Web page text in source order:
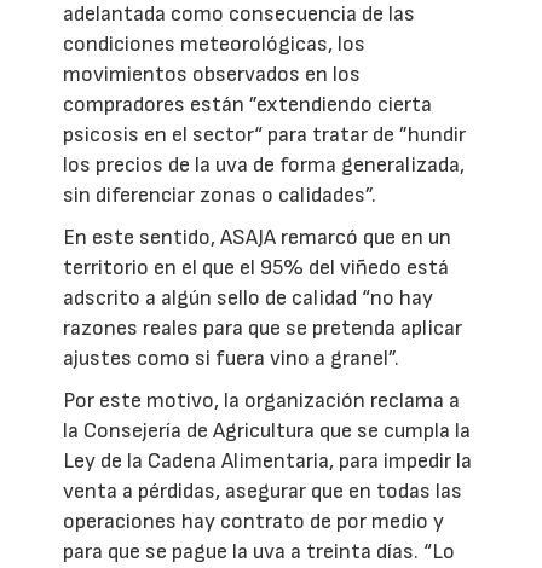
adelantada como consecuencia de las
condiciones meteorológicas, los
movimientos observados en los
compradores están ”extendiendo cierta
psicosis en el sector“ para tratar de ”hundir
los precios de la uva de forma generalizada,
sin diferenciar zonas o calidades”.
En este sentido, ASAJA remarcó que en un
territorio en el que el 95% del viñedo está
adscrito a algún sello de calidad “no hay
razones reales para que se pretenda aplicar
ajustes como si fuera vino a granel”.
Por este motivo, la organización reclama a
la Consejería de Agricultura que se cumpla la
Ley de la Cadena Alimentaria, para impedir la
venta a pérdidas, asegurar que en todas las
operaciones hay contrato de por medio y
para que se pague la uva a treinta días. “Lo